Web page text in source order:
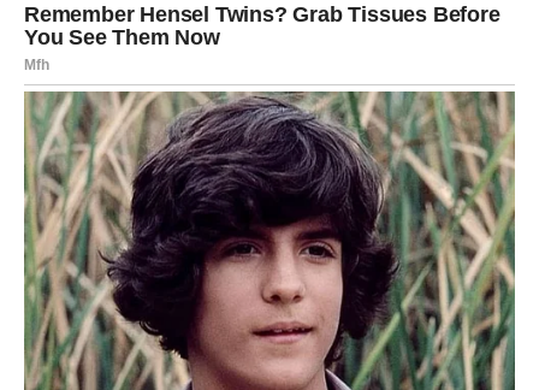
život šalje. Upravo sutrašnji dan može označiti početak
jednog mnogo srećnijeg razdoblja u kojem će se mnoge
želje početi ostvarivati, a vi ćete shvatiti da se svaka
iskrena nada na kraju nagradi.